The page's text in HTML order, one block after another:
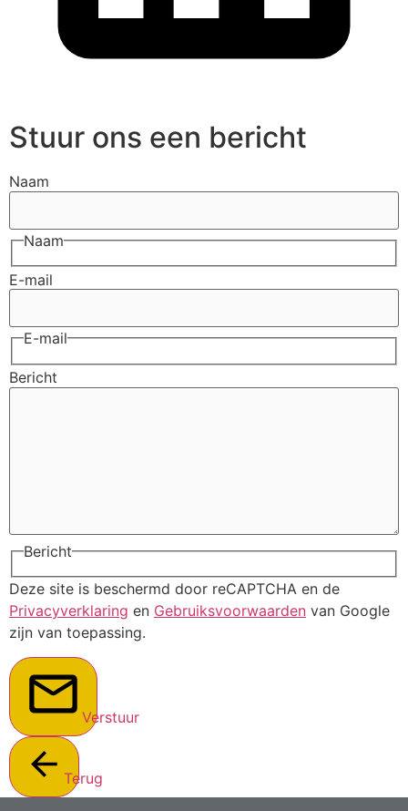
Stuur ons een bericht
Naam
Naam
E-mail
E-mail
Bericht
Bericht
Deze site is beschermd door reCAPTCHA en de
Privacyverklaring en Gebruiksvoorwaarden van Google
zijn van toepassing.
Verstuur
Terug